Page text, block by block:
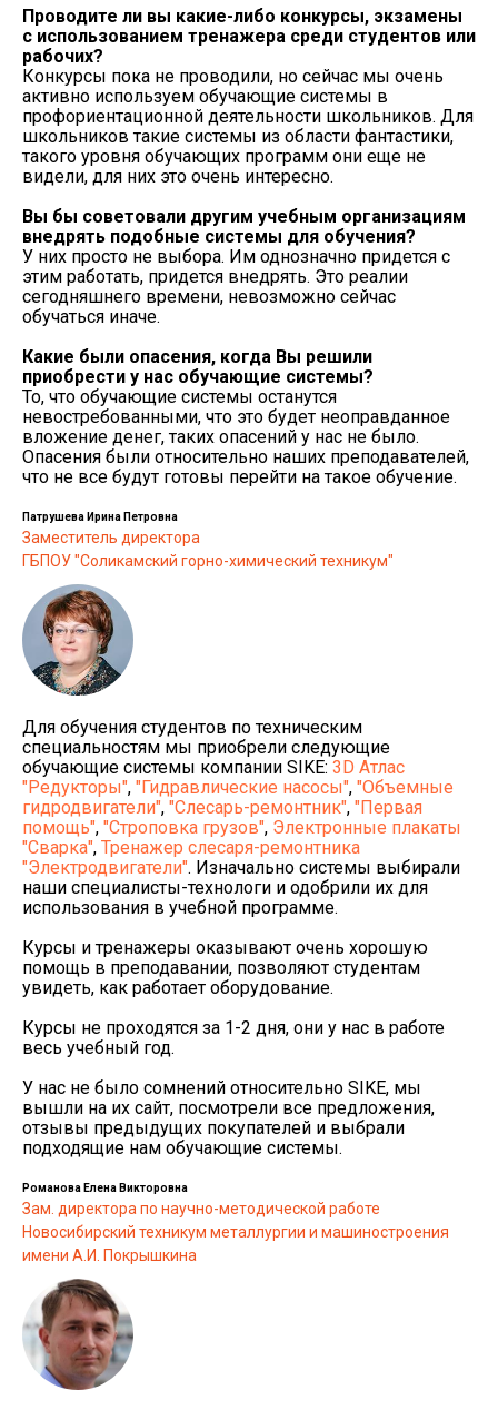
Проводите ли вы какие-либо конкурсы, экзамены
с использованием тренажера среди студентов или
рабочих?
Конкурсы пока не проводили, но сейчас мы очень
активно используем обучающие системы в
профориентационной деятельности школьников. Для
школьников такие системы из области фантастики,
такого уровня обучающих программ они еще не
видели, для них это очень интересно.
Вы бы советовали другим учебным организациям
внедрять подобные системы для обучения?
У них просто не выбора. Им однозначно придется с
этим работать, придется внедрять. Это реалии
сегодняшнего времени, невозможно сейчас
обучаться иначе.
Какие были опасения, когда Вы решили
приобрести у нас обучающие системы?
То, что обучающие системы останутся
невостребованными, что это будет неоправданное
вложение денег, таких опасений у нас не было.
Опасения были относительно наших преподавателей,
что не все будут готовы перейти на такое обучение.
Патрушева Ирина Петровна
Заместитель директора
ГБПОУ "Соликамский горно-химический техникум"
Для обучения студентов по техническим
специальностям мы приобрели следующие
обучающие системы компании SIKE: 3D Атлас
"Редукторы", "Гидравлические насосы", "Объемные
гидродвигатели", "Слесарь-ремонтник", "Первая
помощь", "Строповка грузов", Электронные плакаты
"Сварка", Тренажер слесаря-ремонтника
"Электродвигатели". Изначально системы выбирали
наши специалисты-технологи и одобрили их для
использования в учебной программе.
Курсы и тренажеры оказывают очень хорошую
помощь в преподавании, позволяют студентам
увидеть, как работает оборудование.
Курсы не проходятся за 1-2 дня, они у нас в работе
весь учебный год.
У нас не было сомнений относительно SIKE, мы
вышли на их сайт, посмотрели все предложения,
отзывы предыдущих покупателей и выбрали
подходящие нам обучающие системы.
Романова Елена Викторовна
Зам. директора по научно-методической работе
Новосибирский техникум металлургии и машиностроения
имени А.И. Покрышкина